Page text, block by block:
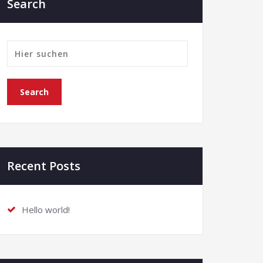
Search
Recent Posts
Hello world!